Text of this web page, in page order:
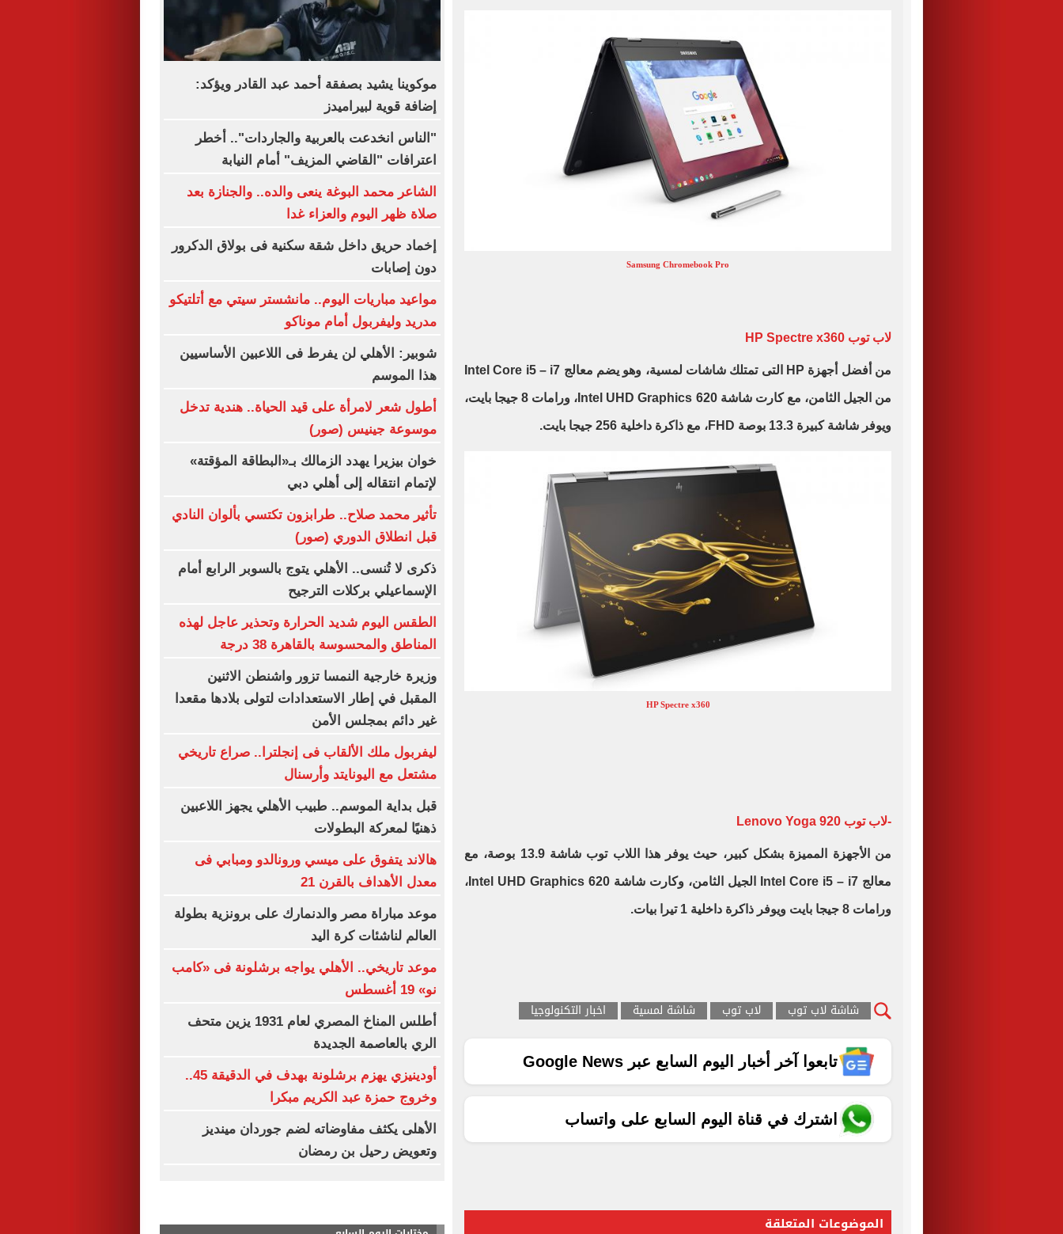
Samsung Chromebook Pro
لاب توب HP Spectre x360
من أفضل أجهزة HP التى تمتلك شاشات لمسية، وهو يضم معالج Intel Core i5 – i7
من الجيل الثامن، مع كارت شاشة Intel UHD Graphics 620، ورامات 8 جيجا بايت،
ويوفر شاشة كبيرة 13.3 بوصة FHD، مع ذاكرة داخلية 256 جيجا بايت.
HP Spectre x360
-لاب توب Lenovo Yoga 920
من الأجهزة المميزة بشكل كبير، حيث يوفر هذا اللاب توب شاشة 13.9 بوصة، مع
معالج Intel Core i5 – i7 الجيل الثامن، وكارت شاشة Intel UHD Graphics 620،
ورامات 8 جيجا بايت ويوفر ذاكرة داخلية 1 تيرا بيات.
شاشة لاب توب لاب توب شاشة لمسية اخبار التكنولوجيا
تابعوا آخر أخبار اليوم السابع عبر Google News
اشترك في قناة اليوم السابع على واتساب
الموضوعات المتعلقة
موكوينا يشيد بصفقة أحمد عبد القادر ويؤكد:
إضافة قوية لبيراميدز
"الناس انخدعت بالعربية والجاردات".. أخطر
اعترافات "القاضي المزيف" أمام النيابة
الشاعر محمد البوغة ينعى والده.. والجنازة بعد
صلاة ظهر اليوم والعزاء غدا
إخماد حريق داخل شقة سكنية فى بولاق الدكرور
دون إصابات
مواعيد مباريات اليوم.. مانشستر سيتي مع أتلتيكو
مدريد وليفربول أمام موناكو
شوبير: الأهلي لن يفرط فى اللاعبين الأساسيين
هذا الموسم
أطول شعر لامرأة على قيد الحياة.. هندية تدخل
موسوعة جينيس (صور)
خوان بيزيرا يهدد الزمالك بـ«البطاقة المؤقتة»
لإتمام انتقاله إلى أهلي دبي
تأثير محمد صلاح.. طرابزون تكتسي بألوان النادي
قبل انطلاق الدوري (صور)
ذكرى لا تُنسى.. الأهلي يتوج بالسوبر الرابع أمام
الإسماعيلي بركلات الترجيح
الطقس اليوم شديد الحرارة وتحذير عاجل لهذه
المناطق والمحسوسة بالقاهرة 38 درجة
وزيرة خارجية النمسا تزور واشنطن الاثنين
المقبل في إطار الاستعدادات لتولى بلادها مقعدا
غير دائم بمجلس الأمن
ليفربول ملك الألقاب فى إنجلترا.. صراع تاريخي
مشتعل مع اليونايتد وأرسنال
قبل بداية الموسم.. طبيب الأهلي يجهز اللاعبين
ذهنيًا لمعركة البطولات
هالاند يتفوق على ميسي ورونالدو ومبابي فى
معدل الأهداف بالقرن 21
موعد مباراة مصر والدنمارك على برونزية بطولة
العالم لناشئات كرة اليد
موعد تاريخي.. الأهلي يواجه برشلونة فى «كامب
نو» 19 أغسطس
أطلس المناخ المصري لعام 1931 يزين متحف
الري بالعاصمة الجديدة
أودينيزي يهزم برشلونة بهدف في الدقيقة 45..
وخروج حمزة عبد الكريم مبكرا
الأهلى يكثف مفاوضاته لضم جوردان مينديز
وتعويض رحيل بن رمضان